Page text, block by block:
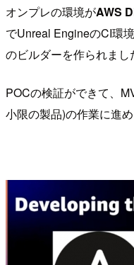
オンプレの環境がAWS
でUnreal EngineのCI環
のビルダーを作られまし
POCの検証ができて、
小限の製品)の作業に進め